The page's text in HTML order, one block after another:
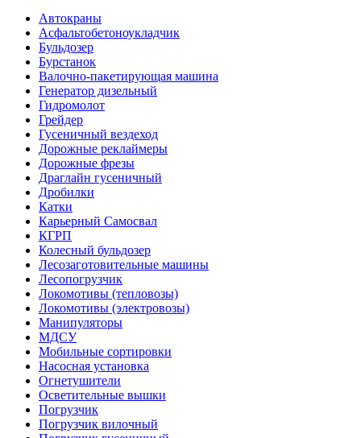
Автокраны
Асфальтобетоноукладчик
Бульдозер
Бурстанок
Валочно-пакетирующая машина
Генератор дизельный
Гидромолот
Грейдер
Гусеничный вездеход
Дорожные реклаймеры
Дорожные фрезы
Драглайн гусеничный
Дробилки
Катки
Карьерный Самосвал
КГРП
Колесный бульдозер
Лесозаготовительные машины
Лесопогрузчик
Локомотивы (тепловозы)
Локомотивы (электровозы)
Манипуляторы
МДСУ
Мобильные сортировки
Насосная установка
Огнетушители
Осветительные вышки
Погрузчик
Погрузчик вилочный